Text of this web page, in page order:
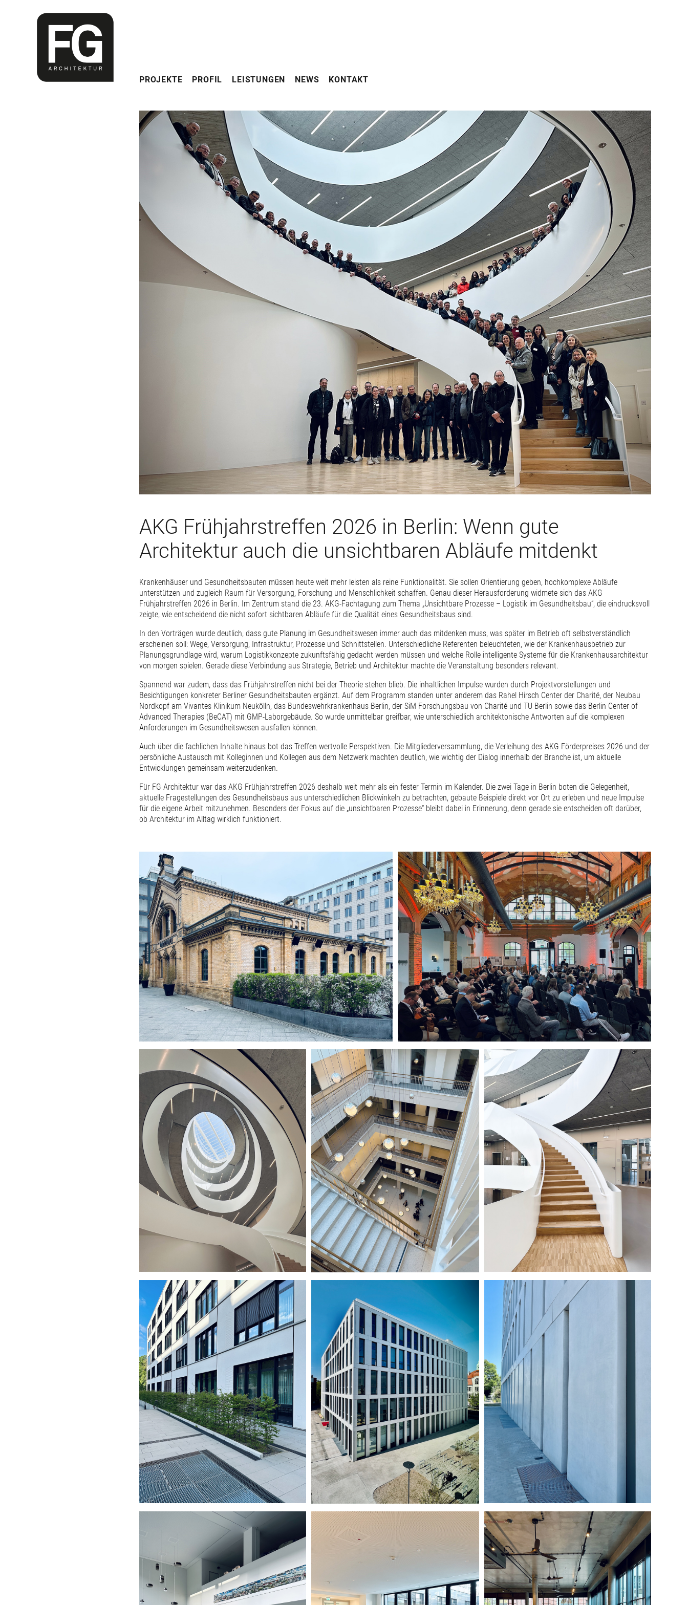
Navigation
PROJEKTE PROFIL LEISTUNGEN NEWS KONTAKT
AKG Frühjahrstreffen 2026 in Berlin: Wenn gute
Architektur auch die unsichtbaren Abläufe mitdenkt
Krankenhäuser und Gesundheitsbauten müssen heute weit mehr leisten als reine Funktionalität. Sie sollen Orientierung geben, hochkomplexe Abläufe
unterstützen und zugleich Raum für Versorgung, Forschung und Menschlichkeit schaffen. Genau dieser Herausforderung widmete sich das AKG
Frühjahrstreffen 2026 in Berlin. Im Zentrum stand die 23. AKG-Fachtagung zum Thema „Unsichtbare Prozesse – Logistik im Gesundheitsbau“, die eindrucksvoll
zeigte, wie entscheidend die nicht sofort sichtbaren Abläufe für die Qualität eines Gesundheitsbaus sind.
In den Vorträgen wurde deutlich, dass gute Planung im Gesundheitswesen immer auch das mitdenken muss, was später im Betrieb oft selbstverständlich
erscheinen soll: Wege, Versorgung, Infrastruktur, Prozesse und Schnittstellen. Unterschiedliche Referenten beleuchteten, wie der Krankenhausbetrieb zur
Planungsgrundlage wird, warum Logistikkonzepte zukunftsfähig gedacht werden müssen und welche Rolle intelligente Systeme für die Krankenhausarchitektur
von morgen spielen. Gerade diese Verbindung aus Strategie, Betrieb und Architektur machte die Veranstaltung besonders relevant.
Spannend war zudem, dass das Frühjahrstreffen nicht bei der Theorie stehen blieb. Die inhaltlichen Impulse wurden durch Projektvorstellungen und
Besichtigungen konkreter Berliner Gesundheitsbauten ergänzt. Auf dem Programm standen unter anderem das Rahel Hirsch Center der Charité, der Neubau
Nordkopf am Vivantes Klinikum Neukölln, das Bundeswehrkrankenhaus Berlin, der SiM Forschungsbau von Charité und TU Berlin sowie das Berlin Center of
Advanced Therapies (BeCAT) mit GMP-Laborgebäude. So wurde unmittelbar greifbar, wie unterschiedlich architektonische Antworten auf die komplexen
Anforderungen im Gesundheitswesen ausfallen können.
Auch über die fachlichen Inhalte hinaus bot das Treffen wertvolle Perspektiven. Die Mitgliederversammlung, die Verleihung des AKG Förderpreises 2026 und der
persönliche Austausch mit Kolleginnen und Kollegen aus dem Netzwerk machten deutlich, wie wichtig der Dialog innerhalb der Branche ist, um aktuelle
Entwicklungen gemeinsam weiterzudenken.
Für FG Architektur war das AKG Frühjahrstreffen 2026 deshalb weit mehr als ein fester Termin im Kalender. Die zwei Tage in Berlin boten die Gelegenheit,
aktuelle Fragestellungen des Gesundheitsbaus aus unterschiedlichen Blickwinkeln zu betrachten, gebaute Beispiele direkt vor Ort zu erleben und neue Impulse
für die eigene Arbeit mitzunehmen. Besonders der Fokus auf die „unsichtbaren Prozesse“ bleibt dabei in Erinnerung, denn gerade sie entscheiden oft darüber,
ob Architektur im Alltag wirklich funktioniert.